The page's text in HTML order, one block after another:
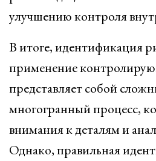
улучшению контроля
В итоге, идентификация
применение
представляет собой
многогранный процесс,
внимания к деталям и
Однако, правильная